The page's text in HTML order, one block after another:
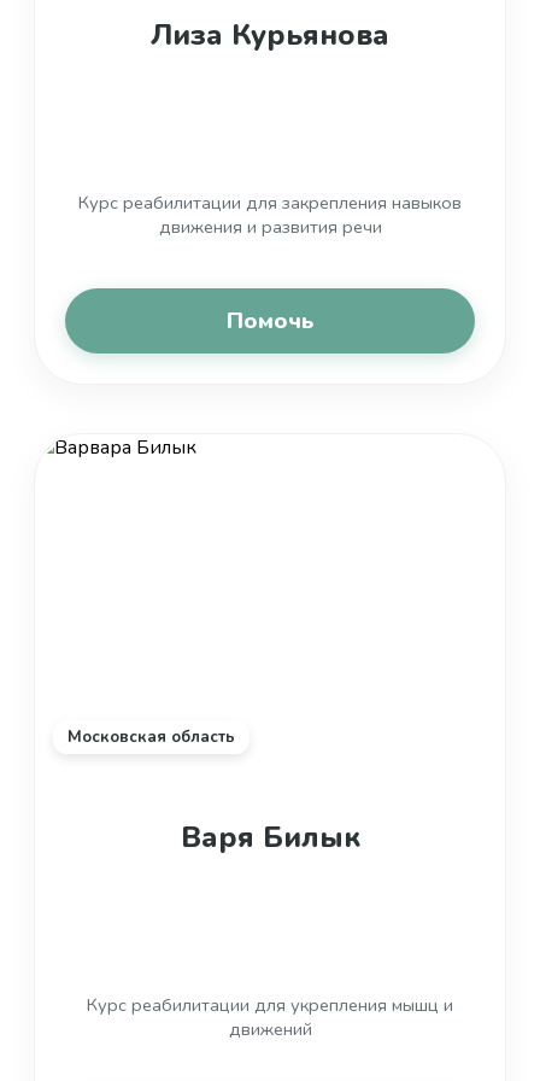
Лиза Курьянова
Курс реабилитации для закрепления навыков
движения и развития речи
Помочь
Московская область
Варя Билык
Курс реабилитации для укрепления мышц и
движений